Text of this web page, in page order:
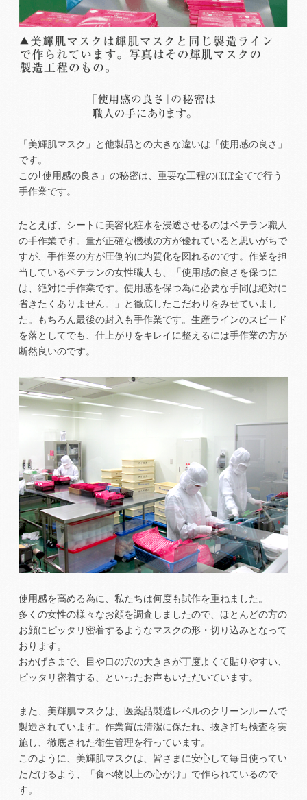
「美輝肌マスク」と他製品との大きな違いは「使用感の良さ」
です。
この｢使用感の良さ」の秘密は、重要な工程のほぼ全てで行う
手作業です。
たとえば、シートに美容化粧水を浸透させるのはベテラン職人
の手作業です。量が正確な機械の方が優れていると思いがちで
すが、手作業の方が圧倒的に均質化を図れるのです。作業を担
当しているベテランの女性職人も、「使用感の良さを保つに
は、絶対に手作業です。使用感を保つ為に必要な手間は絶対に
省きたくありません。」と徹底したこだわりをみせていまし
た。もちろん最後の封入も手作業です。生産ラインのスピード
を落としてでも、仕上がりをキレイに整えるには手作業の方が
断然良いのです。
使用感を高める為に、私たちは何度も試作を重ねました。
多くの女性の様々なお顔を調査しましたので、ほとんどの方の
お顔にピッタリ密着するようなマスクの形・切り込みとなって
おります。
おかげさまで、目や口の穴の大きさが丁度よくて貼りやすい、
ピッタリ密着する、といったお声もいただいています。
また、美輝肌マスクは、医薬品製造レベルのクリーンルームで
製造されています。作業質は清潔に保たれ、抜き打ち検査を実
施し、徹底された衛生管理を行っています。
このように、美輝肌マスクは、皆さまに安心して毎日使ってい
ただけるよう、「食べ物以上の心がけ」で作られているので
す。